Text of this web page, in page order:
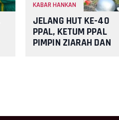
KABAR HANKAN
JELANG HUT KE-40
PPAL, KETUM PPAL
PIMPIN ZIARAH DAN